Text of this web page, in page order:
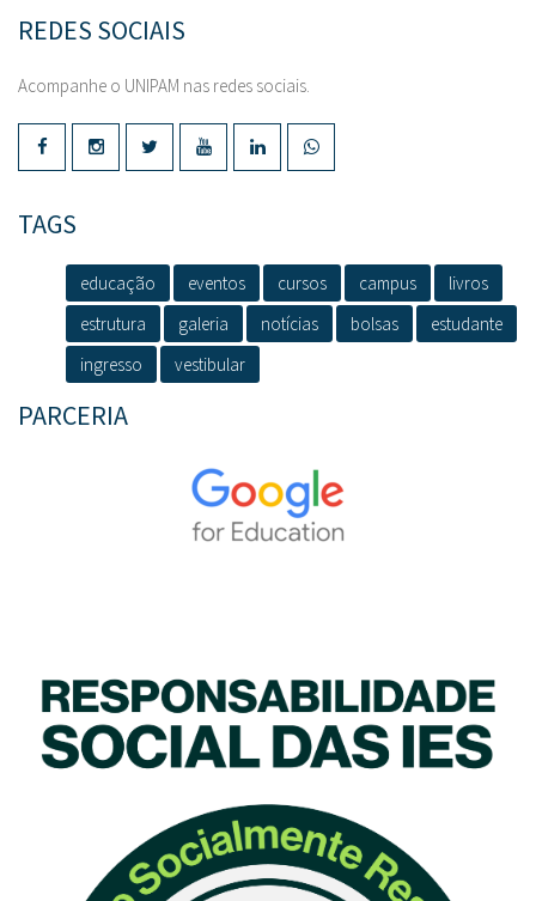
REDES SOCIAIS
Acompanhe o UNIPAM nas redes sociais.
TAGS
educação eventos cursos campus
livros
estrutura
galeria notícias bolsas
estudante
ingresso
vestibular
PARCERIA